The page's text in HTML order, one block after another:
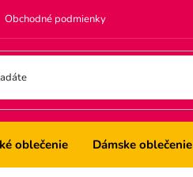
Obchodné podmienky
oblečenie Dámske oblečenie